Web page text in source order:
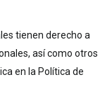
tienen derecho a
así como otros
en la Política de